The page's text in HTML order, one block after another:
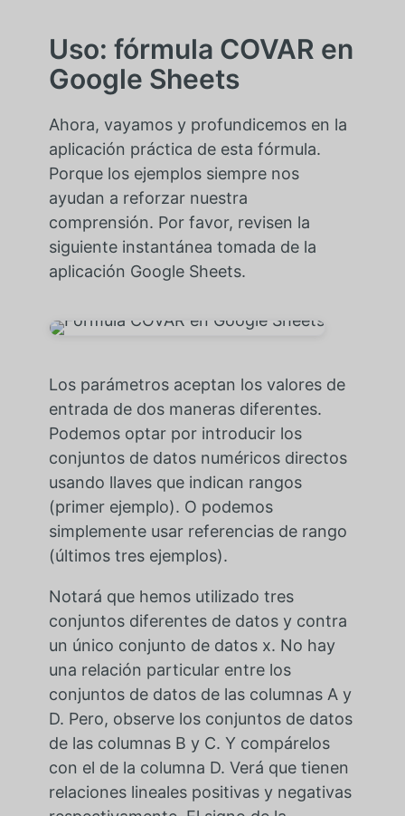
Uso: fórmula COVAR en
Google Sheets
Ahora, vayamos y profundicemos en la
aplicación práctica de esta fórmula.
Porque los ejemplos siempre nos
ayudan a reforzar nuestra
comprensión. Por favor, revisen la
siguiente instantánea tomada de la
aplicación Google Sheets.
Los parámetros aceptan los valores de
entrada de dos maneras diferentes.
Podemos optar por introducir los
conjuntos de datos numéricos directos
usando llaves que indican rangos
(primer ejemplo). O podemos
simplemente usar referencias de rango
(últimos tres ejemplos).
Notará que hemos utilizado tres
conjuntos diferentes de datos y contra
un único conjunto de datos x. No hay
una relación particular entre los
conjuntos de datos de las columnas A y
D. Pero, observe los conjuntos de datos
de las columnas B y C. Y compárelos
con el de la columna D. Verá que tienen
relaciones lineales positivas y negativas